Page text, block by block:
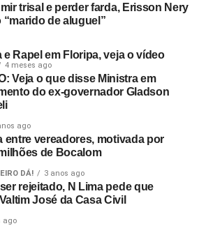
trisal e perder farda, Erisson Nery
de aluguel”
Rapel em Floripa, veja o vídeo
4 meses ago
Veja o que disse Ministra em
do ex-governador Gladson
ago
entre vereadores, motivada por
de Bocalom
DÁ! 3 anos ago
rejeitado, N Lima pede que
José da Casa Civil
ago